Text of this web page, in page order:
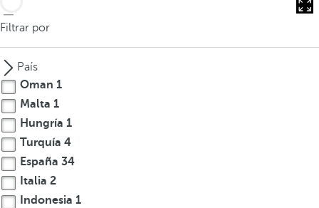
e
n
t
a
n
a
e
e
r
g
Filtrar por
País
Oman 1
Malta 1
Hungría 1
Turquía 4
España 34
Italia 2
Indonesia 1